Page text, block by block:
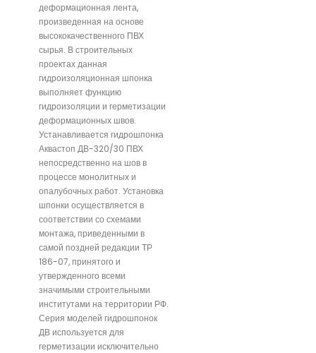
деформационная лента,
произведенная на основе
высококачественного ПВХ
сырья. В строительных
проектах данная
гидроизоляционная шпонка
выполняет функцию
гидроизоляции и герметизации
деформационных швов.
Устанавливается гидрошпонка
Аквастоп ДВ-320/30 ПВХ
непосредственно на шов в
процессе монолитных и
опалубочных работ. Установка
шпонки осуществляется в
соответствии со схемами
монтажа, приведенными в
самой поздней редакции ТР
186-07, принятого и
утвержденного всеми
значимыми строительными
институтами на территории РФ.
Серия моделей гидрошпонок
ДВ используется для
герметизации исключительно